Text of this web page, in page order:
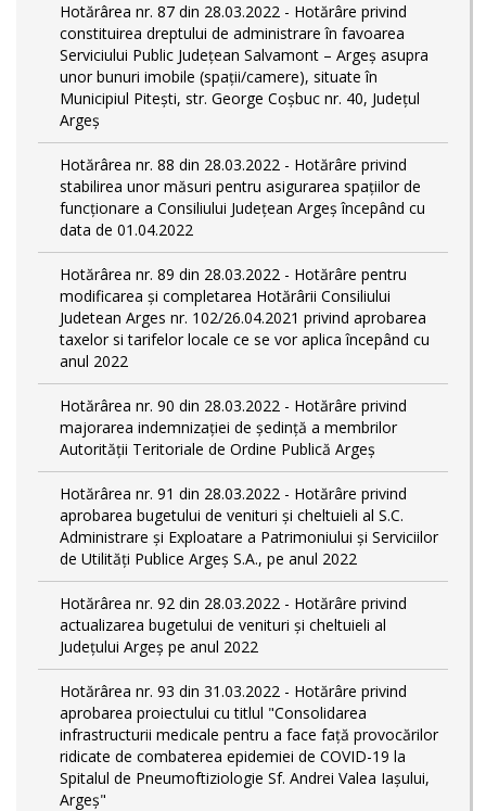
Hotărârea nr. 87 din 28.03.2022 - Hotărâre privind
constituirea dreptului de administrare în favoarea
Serviciului Public Județean Salvamont – Argeș asupra
unor bunuri imobile (spații/camere), situate în
Municipiul Pitești, str. George Coșbuc nr. 40, Județul
Argeș
Hotărârea nr. 88 din 28.03.2022 - Hotărâre privind
stabilirea unor măsuri pentru asigurarea spațiilor de
funcționare a Consiliului Județean Argeș începând cu
data de 01.04.2022
Hotărârea nr. 89 din 28.03.2022 - Hotărâre pentru
modificarea și completarea Hotărârii Consiliului
Judetean Arges nr. 102/26.04.2021 privind aprobarea
taxelor si tarifelor locale ce se vor aplica începând cu
anul 2022
Hotărârea nr. 90 din 28.03.2022 - Hotărâre privind
majorarea indemnizației de ședință a membrilor
Autorității Teritoriale de Ordine Publică Argeș
Hotărârea nr. 91 din 28.03.2022 - Hotărâre privind
aprobarea bugetului de venituri și cheltuieli al S.C.
Administrare și Exploatare a Patrimoniului și Serviciilor
de Utilități Publice Argeș S.A., pe anul 2022
Hotărârea nr. 92 din 28.03.2022 - Hotărâre privind
actualizarea bugetului de venituri și cheltuieli al
Județului Argeș pe anul 2022
Hotărârea nr. 93 din 31.03.2022 - Hotărâre privind
aprobarea proiectului cu titlul "Consolidarea
infrastructurii medicale pentru a face față provocărilor
ridicate de combaterea epidemiei de COVID-19 la
Spitalul de Pneumoftiziologie Sf. Andrei Valea Iașului,
Argeș"